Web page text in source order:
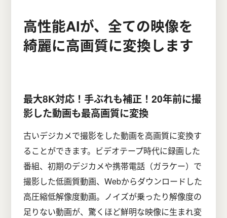
高性能AIが、全ての映像を
綺麗に高画質に変換します
最大8K対応！手ぶれも補正！20年前に撮
影した動画も最高画質に変換
古いデジカメで撮影をした動画を高画質に変換す
ることができます。ビデオテープ時代に録画した
番組、初期のデジカメや携帯電話（ガラケー）で
撮影した低画質動画、Webからダウンロードした
高圧縮低解像度動画。ノイズが乗ったり解像度の
足りない動画が、驚くほど鮮明な映像に生まれ変